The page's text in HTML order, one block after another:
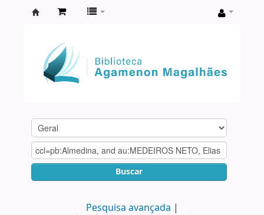
Agamenon
Magalhães
Buscar
Pesquisa avançada